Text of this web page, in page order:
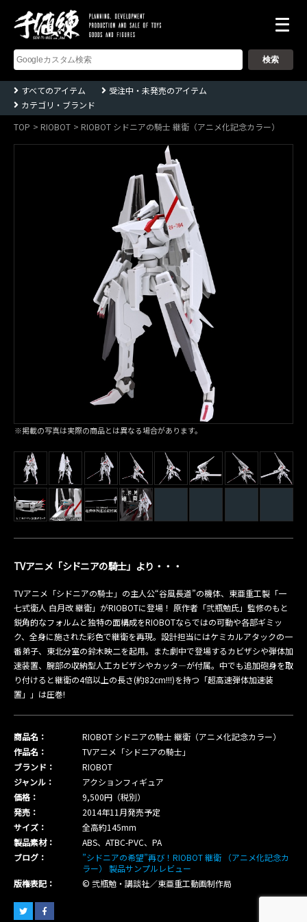
式
会
千
値
練
ー
Sentinel
すべてのアイテム
受注中・未発売のアイテム
カテゴリ・ブランド
TOP
RIOBOT RIOBOT シドニアの騎士 継衛（アニメ化記念カラー）
※掲載の写真は実際の商品とは異なる場合があります。
TVアニメ「シドニアの騎士」より・・・
TVアニメ「シドニアの騎士」の主人公“谷風長道”の機体、東亜重工製「一
七式衛人 白月改 継衛」がRIOBOTに登場！ 原作者「弐瓶勉氏」監修のもと
鋭角的なフォルムと独特の面構成をRIOBOTならではの可動や各部ギミッ
ク、全身に施された彩色で継衛を再現。設計担当にはケミカルアタックの一
番弟子、東北分室の鈴木映二を起用。また劇中で登場するカビザシや弾体加
速装置、腕部の収納型人工カビザシやカッタ―が付属。中でも追加砲身を取
り付けると継衛の4倍以上の長さ(約82cm!!!)を持つ「超高速弾体加速装
置」」は圧巻!
商品名：
RIOBOT シドニアの騎士 継衛（アニメ化記念カラー）
作品名：
TVアニメ「シドニアの騎士」
ブランド：
RIOBOT
ジャンル：
アクションフィギュア
価格：
9,500円（税別）
発売：
2014年11月発売予定
サイズ：
全高約145mm
製品素材：
ABS、ATBC-PVC、PA
ブログ：
”シドニアの希望”再び！RIOBOT 継衛 （アニメ化記念カ
ラー） 製品サンプルレビュー
版権表記：
© 弐瓶勉・講談社／東亜重工動画制作局